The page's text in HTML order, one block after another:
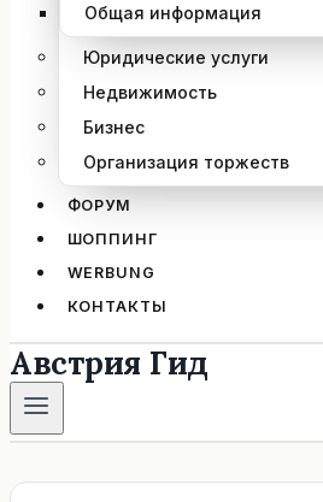
Общая информация
Юридические услуги
Недвижимость
Бизнес
Организация торжеств
ФОРУМ
ШОППИНГ
WERBUNG
КОНТАКТЫ
Австрия Гид